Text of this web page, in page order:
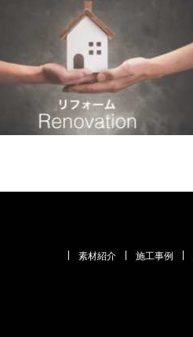
素材紹介 施工事例